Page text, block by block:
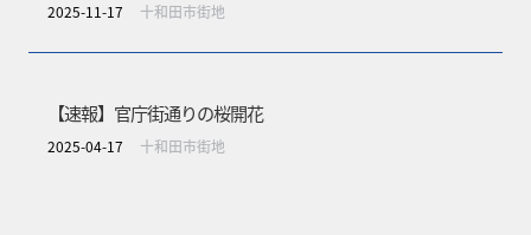
2025-11-17 十和田市街地
【速報】官庁街通りの桜開花
2025-04-17 十和田市街地